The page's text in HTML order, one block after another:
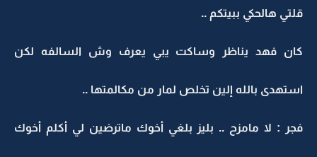
قلتي هالحكي ببيتكم ..
كان فهد يناظر وساكت يبي يعرف وش السالفه لكن
استهدى بالله إلين تخلص لمار من مكالمتها ..
فجر : لا مامزح .. بليز بلغي أخوك ماترضين لي أكلم أخوك